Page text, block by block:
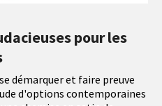
pour les
démarquer et faire preuve
d'options contemporaines